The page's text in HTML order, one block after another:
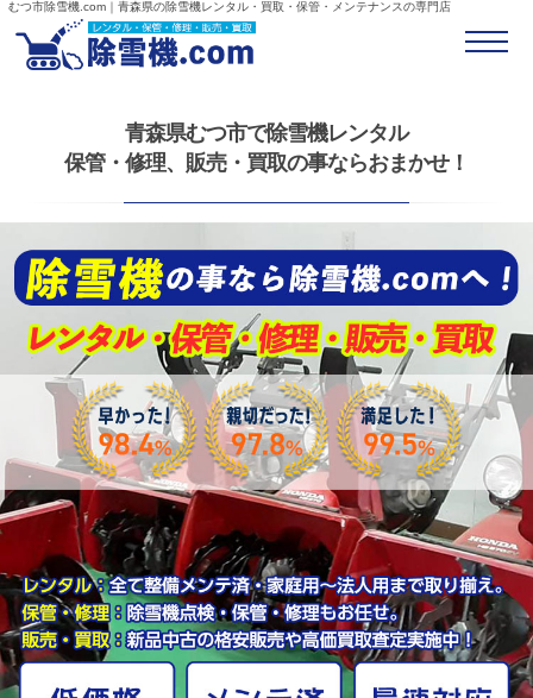
むつ市除雪機.com｜青森県の除雪機レンタル・買取・保管・メンテナンスの専門店
青森県むつ市で除雪機レンタル
保管・修理、販売・買取の事ならおまかせ！